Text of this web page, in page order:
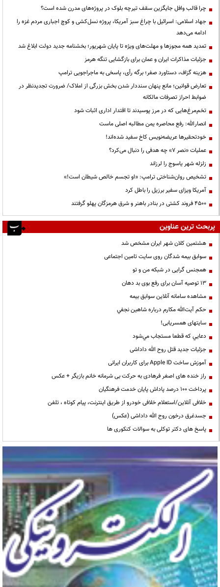
چرا قالب وافل جایگزین سقف تیرچه بلوک در پروژه‌های مدرن شده است؟
جهاد اسلامی: اسرائیل با چراغ سبز آمریکا، پروژه نسل‌کشی و کوچ اجباری مردم غزه را
ادامه می‌دهد
تمدید همه مجوزها و مهلت‌های ویژه تا پایان شهریور؛ بخشنامه جدید دولت ابلاغ شد
جزئیات مذاکرات ایران و عمان برای بازگشایی تنگه هرمز
هزینه گزاف، دستاورد صفر؛ برگه رأی، پاسخی به ماجراجویی ترامپ
تعارض قوانین؛ مانع پنهان سنددار شدن بخش بزرگی از املاک/ ضرورت تجدیدنظر در
ضوابط احراز تصرفات مالکانه
تخم‌مرغ‌هایی که در مرز پوسیدند تا اقتدار اداری اثبات شود
انصارالله: رفع محاصره یمن مطالبه اصلی ماست
خودتحقیرها عریضه‌نویس کاخ سفید شده‌اند!
عملیات «نصر ۷» چه هدفی را دنبال می‌کرد؟
زلزله شهر یاسوج را لرزاند
تشخیص روان‌شناختی ترامپ: «او تجسم خالص شیطان است!»
آمریکا ویزای سفیر برزیل را باطل کرد
۴۵۰۰ فروند کشتی در بنادر باهنر و شرق هرمزگان پهلو گرفتند
پربحث ترین عناوین
هشتمین کلان شهر ایران مشخص شد
سوابق بیمه شدگان روی سایت تامین اجتماعی
همجنس گرایی در شبکه من و تو
13 توصیه آسان برای رفع بوی بد دهان
مشاهده سامانه آنلاين سوابق بیمه
حكم آيت‌الله مكارم درباره شاهين نجفي
سایتهای همسریابی!
دعايي كه قطعا مستجاب مي‌شود
جزئیات جدید قتل روح الله داداشی
آموزش ساخت Apple ID برای کاربران ایرانی
راز خنده های اصغر فرهادی به حرکت بی شرمانه خانم بازیگر + عکس
پرداخت ۱۰۰ درصد پاداش پایان خدمت فرهنگیان
خلافی آنلاین/استعلام خلافی خودرو از طریق اینترنت، پیام کوتاه ، تلفن
جسدغرق درخون روح الله داداشی (عکس)
پاسخ های دکتر توکلی به سوالات کنکوری ها